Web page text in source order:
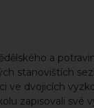
a
stanovištích
ve dvojicích
zapisovali své